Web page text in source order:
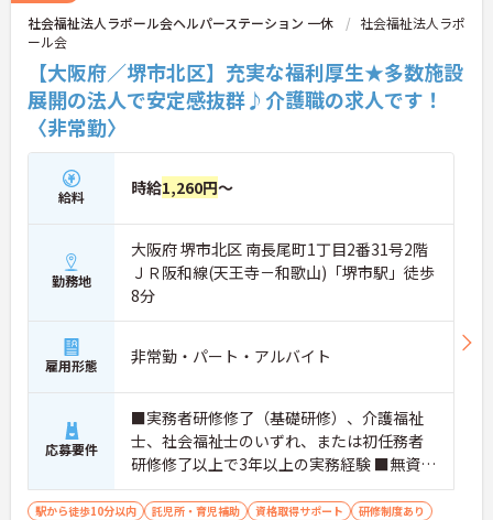
社会福祉法人ラポール会ヘルパーステーション 一休
社会福祉法人ラポ
ール会
【大阪府／堺市北区】充実な福利厚生★多数施設
展開の法人で安定感抜群♪介護職の求人です！
〈非常勤〉
給料 時給1,260円～
勤務地
大阪府 堺市北区 南長尾町1丁目2番31号2階
ＪＲ阪和線(天王寺－和歌山)「堺市駅」徒歩
8分
雇用形態 非常勤・パート・アルバイト
応募要件
■実務者研修修了（基礎研修）、介護福祉
士、社会福祉士のいずれ、または初任務者
研修修了以上で3年以上の実務経験 ■無資格
の方もご相談ください
駅から徒歩10分以内 託児所・育児補助 資格取得サポート
研修制度あり